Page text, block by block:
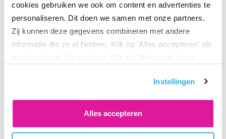
cookies gebruiken we ook om content en advertenties te
personaliseren. Dit doen we samen met onze partners.
Zij kunnen deze gegevens combineren met andere
informatie die ze al hebben. Klik op 'Alles accepteren' als
vind je meer informatie. Je kunt altijd je toestemming
Instellingen
Alles accepteren
werkgevers en pensioenadviseurs. Hier zal het onder meer
gaan over hoe je fysiek en mentaal fit van je
oudedagsvoorziening kunt genieten en wat de rol van de
pensioenmarkt en is de eerste premiepensioeninstelling
(PPI) van Nederland. BeFrank biedt een duidelijk pensioen,